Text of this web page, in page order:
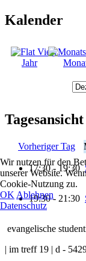
Kalender
Jahr
Tagesansicht
Vorheriger Tag
17:30 - 19:30
19:30 - 21:30
evangelische
| im treff 19 | d -
Wir nutzen für den
unserer Website.
Cookie-Nutzung zu.
OK Ablehnen
Datenschutz